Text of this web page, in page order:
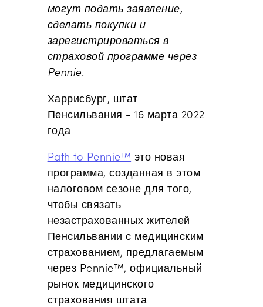
могут подать заявление,
сделать покупки и
зарегистрироваться в
страховой программе через
Pennie.
Харрисбург, штат
Пенсильвания - 16 марта 2022
года
Path to Pennie™ это новая
программа, созданная в этом
налоговом сезоне для того,
чтобы связать
незастрахованных жителей
Пенсильвании с медицинским
страхованием, предлагаемым
через Pennie™, официальный
рынок медицинского
страхования штата